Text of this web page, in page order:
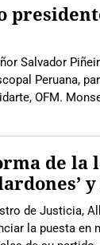
Salvador
Peruana,
OFM.
de la
de Justicia,
la puesta en